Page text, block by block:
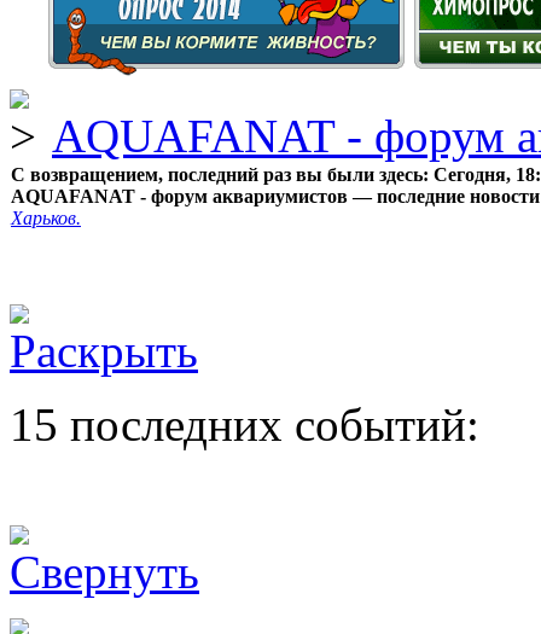
AQUAFANAT - форум
С возвращением, последний раз вы были здесь: Сегодня,
AQUAFANAT - форум аквариумистов — последние
Харьков.
15 последних событий: